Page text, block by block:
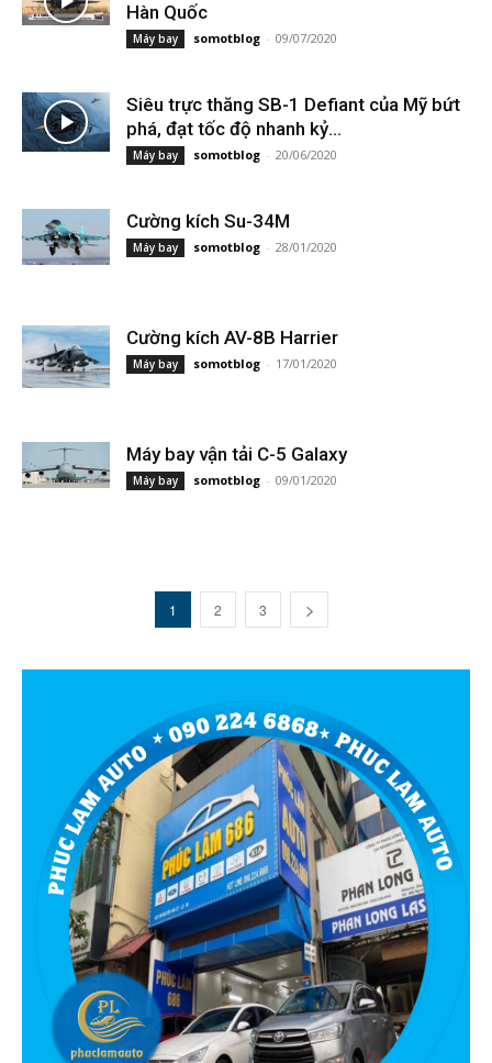
Hàn Quốc
Máy bay somotblog - 09/07/2020
Siêu trực thăng SB-1 Defiant của Mỹ bứt
phá, đạt tốc độ nhanh kỷ...
Máy bay somotblog - 20/06/2020
Cường kích Su-34M
Máy bay somotblog - 28/01/2020
Cường kích AV-8B Harrier
Máy bay somotblog - 17/01/2020
Máy bay vận tải C-5 Galaxy
Máy bay somotblog - 09/01/2020
1 2 3